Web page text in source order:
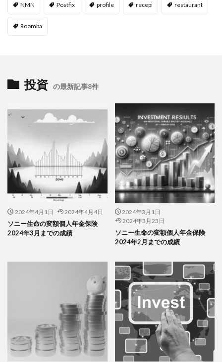
NMN Postfix profile recepi restaurant
Roomba
投資 の最新記事8件
2024年4月1日 2024年4月4日
ソニー生命の変額個人年金保険
2024年3月までの成績
2024年3月1日
2024年3月23日
ソニー生命の変額個人年金保険
2024年2月までの成績